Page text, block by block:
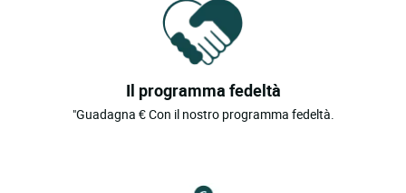
Il programma fedeltà
"Guadagna € Con il nostro programma fedeltà.